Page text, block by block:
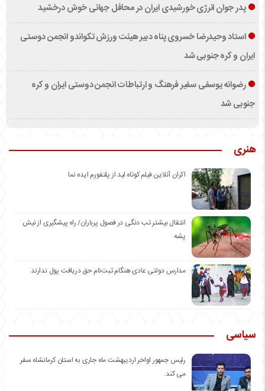
پدر جوان انرژی خورشیدی ایران در محافل جهانی خوش درخشید
استاد وحیدرضا خسروی پناه دبیر هیئت ورزش تکواندو انجمن دوستی
ایران و کره جنوبی شد
رضوانه یوسفی سفیر فرهنگ و ارتباطات انجمن دوستی ایران و کره
جنوبی شد
هنری
اکران آنلاین فیلم کوتاه لید از پلتفورم ایده نما
انتقال بیشتر تب دنگی در فصول پرباران/ راه پیشگیری از نیش
پشه
مدارس دولتی عادی هنگام ثبت‌نام حق دریافت پول ندارند
سیاسی
رئیس جمهور اواخر اردیبهشت ماه جاری به استان کرمانشاه سفر
می کند.